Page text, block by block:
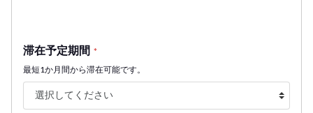
滞在予定期間 *
最短1か月間から滞在可能です。